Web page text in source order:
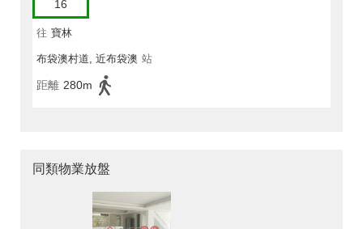
16
往 寶林
布袋澳村道, 近布袋澳 站
距離 280m
同類物業放盤